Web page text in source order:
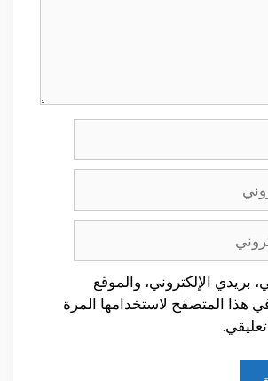
الإلكتروني، والموقع
هذا المتصفح لاستخدامها المرة